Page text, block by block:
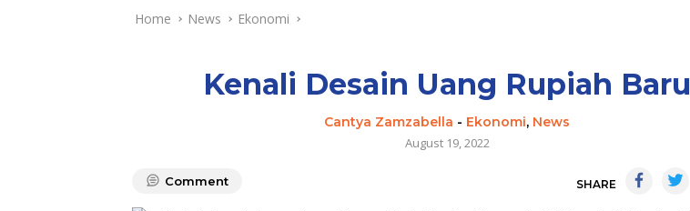
Home News Ekonomi
Kenali Desain Uang Rupiah Baru
Cantya Zamzabella - Ekonomi, News
August 19, 2022
Comment SHARE